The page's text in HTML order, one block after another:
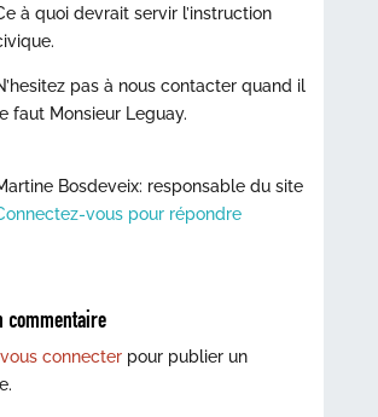
à quoi devrait servir l’instruction
pas à nous contacter quand il
faut Monsieur Leguay.
Bosdeveix: responsable du site
vous pour répondre
commentaire
vous connecterpour publier un